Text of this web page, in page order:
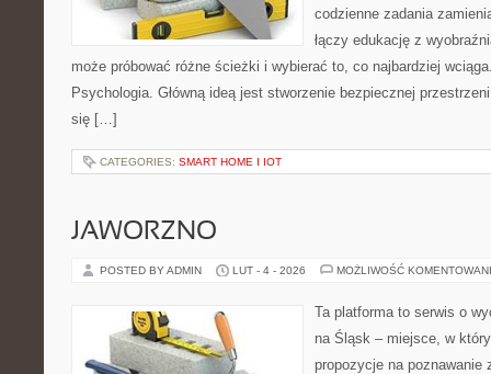
codzienne zadania
łączy edukację z
może próbować różne ścieżki i wybierać to, co najbardziej
Psychologia. Główną ideą jest stworzenie bezpiecznej
się […]
CATEGORIES: SMART HOME I IOT
JAWORZNO
POSTED BY ADMIN LUT - 4 - 2026 MOŻLIWOŚĆ
Ta platforma to serwis o
na Śląsk – miejsce, w
propozycje na poznawanie